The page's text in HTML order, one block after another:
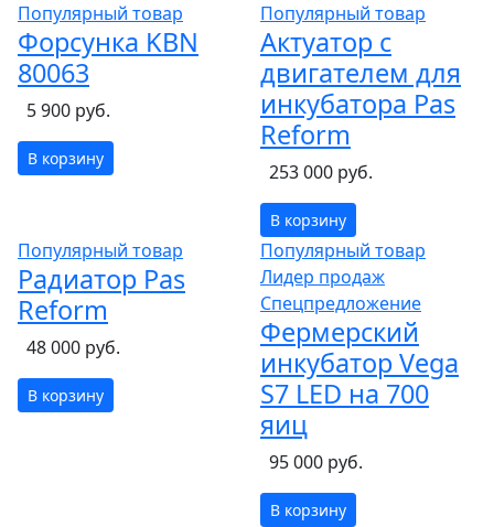
Популярный товар
Форсунка KBN
80063
5 900 руб.
В корзину
Популярный товар
Актуатор с
двигателем для
инкубатора Pas
Reform
253 000 руб.
В корзину
Популярный товар
Радиатор Pas
Reform
48 000 руб.
В корзину
Популярный товар
Лидер продаж
Спецпредложение
Фермерский
инкубатор Vega
S7 LED на 700
яиц
95 000 руб.
В корзину